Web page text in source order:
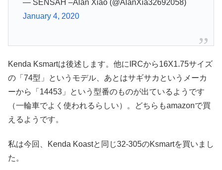
— SENSAH –Alan Xiao (@AlanXia32692058)
January 4, 2020
Kenda Ksmartは後述します。他にIRCから16X1.75サイズ
の「74型」というモデル、あとはサギサカというメーカ
ーから「14453」という型番のものが出ているようです
（一輪車でよく使われるらしい）。どちらもamazonで買
えるようです。
私は今回、Kenda Koastと同じ32-305のKsmartを買いまし
た。